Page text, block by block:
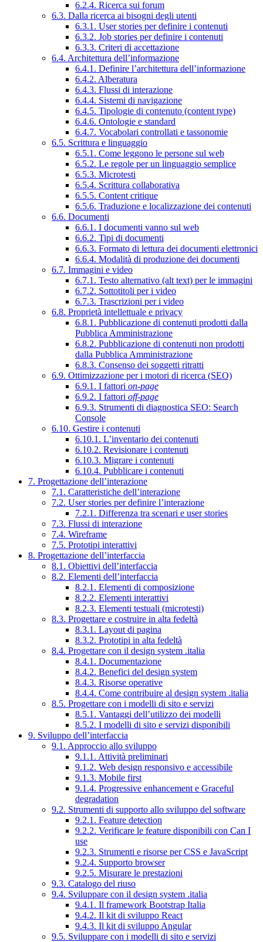
6.2.4. Ricerca sui forum
6.3. Dalla ricerca ai bisogni degli utenti
6.3.1. User stories per definire i contenuti
6.3.2. Job stories per definire i contenuti
6.3.3. Criteri di accettazione
6.4. Architettura dell’informazione
6.4.1. Definire l’architettura dell’informazione
6.4.2. Alberatura
6.4.3. Flussi di interazione
6.4.4. Sistemi di navigazione
6.4.5. Tipologie di contenuto (content type)
6.4.6. Ontologie e standard
6.4.7. Vocabolari controllati e tassonomie
6.5. Scrittura e linguaggio
6.5.1. Come leggono le persone sul web
6.5.2. Le regole per un linguaggio semplice
6.5.3. Microtesti
6.5.4. Scrittura collaborativa
6.5.5. Content critique
6.5.6. Traduzione e localizzazione dei contenuti
6.6. Documenti
6.6.1. I documenti vanno sul web
6.6.2. Tipi di documenti
6.6.3. Formato di lettura dei documenti elettronici
6.6.4. Modalità di produzione dei documenti
6.7. Immagini e video
6.7.1. Testo alternativo (alt text) per le immagini
6.7.2. Sottotitoli per i video
6.7.3. Trascrizioni per i video
6.8. Proprietà intellettuale e privacy
6.8.1. Pubblicazione di contenuti prodotti dalla
Pubblica Amministrazione
6.8.2. Pubblicazione di contenuti non prodotti
dalla Pubblica Amministrazione
6.8.3. Consenso dei soggetti ritratti
6.9. Ottimizzazione per i motori di ricerca (SEO)
6.9.1. I fattori on-page
6.9.2. I fattori off-page
6.9.3. Strumenti di diagnostica SEO: Search
Console
6.10. Gestire i contenuti
6.10.1. L’inventario dei contenuti
6.10.2. Revisionare i contenuti
6.10.3. Migrare i contenuti
6.10.4. Pubblicare i contenuti
7. Progettazione dell’interazione
7.1. Caratteristiche dell’interazione
7.2. User stories per definire l’interazione
7.2.1. Differenza tra scenari e user stories
7.3. Flussi di interazione
7.4. Wireframe
7.5. Prototipi interattivi
8. Progettazione dell’interfaccia
8.1. Obiettivi dell’interfaccia
8.2. Elementi dell’interfaccia
8.2.1. Elementi di composizione
8.2.2. Elementi interattivi
8.2.3. Elementi testuali (microtesti)
8.3. Progettare e costruire in alta fedeltà
8.3.1. Layout di pagina
8.3.2. Prototipi in alta fedeltà
8.4. Progettare con il design system .italia
8.4.1. Documentazione
8.4.2. Benefici del design system
8.4.3. Risorse operative
8.4.4. Come contribuire al design system .italia
8.5. Progettare con i modelli di sito e servizi
8.5.1. Vantaggi dell’utilizzo dei modelli
8.5.2. I modelli di sito e servizi disponibili
9. Sviluppo dell’interfaccia
9.1. Approccio allo sviluppo
9.1.1. Attività preliminari
9.1.2. Web design responsivo e accessibile
9.1.3. Mobile first
9.1.4. Progressive enhancement e Graceful
degradation
9.2. Strumenti di supporto allo sviluppo del software
9.2.1. Feature detection
9.2.2. Verificare le feature disponibili con Can I
use
9.2.3. Strumenti e risorse per CSS e JavaScript
9.2.4. Supporto browser
9.2.5. Misurare le prestazioni
9.3. Catalogo del riuso
9.4. Sviluppare con il design system .italia
9.4.1. Il framework Bootstrap Italia
9.4.2. Il kit di sviluppo React
9.4.3. Il kit di sviluppo Angular
9.5. Sviluppare con i modelli di sito e servizi